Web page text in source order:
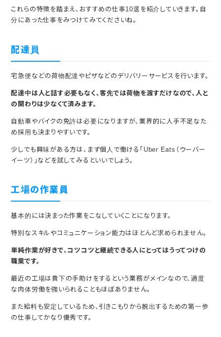
これらの特徴を踏まえ、おすすめの仕事10選を紹介していきます。自
分にあった仕事をみつけてみてくださいね。
配達員
宅急便などの荷物配達やピザなどのデリバリーサービスを行います。
配達中は人と話す必要もなく、客先では荷物を渡すだけなので、人と
の関わりは少なくて済みます。
自動車やバイクの免許は必要になりますが、業界的に人手不足なた
め採用も決まりやすいです。
少しでも興味がある方は、まず個人で働ける「Uber Eats（ウーバー
イーツ）」などを試してみるといいでしょう。
工場の作業員
基本的には決まった作業をこなしていくことになります。
特別なスキルやコミュニケーション能力はほとんど求められません。
単純作業が好きで、コツコツと継続できる人にとってはうってつけの
職業です。
最近の工場は貴下の手助けをするという業務がメインなので、過度
な肉体労働を強いられることもほぼありません。
また給料も安定しているため、引きこもりから脱出するための第一歩
の仕事してかなり優秀です。